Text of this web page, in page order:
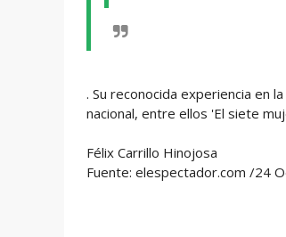
. Su reconocida experiencia en
nacional, entre ellos 'El siete
Félix Carrillo Hinojosa
Fuente: elespectador.com /24